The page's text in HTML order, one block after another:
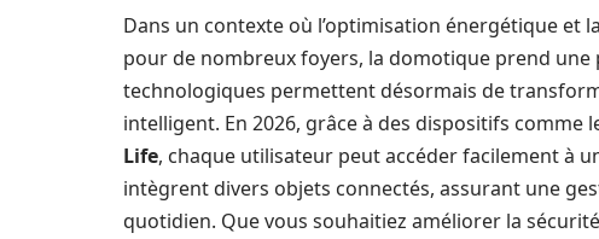
Dans un contexte où l’optimisation énergétique
pour de nombreux foyers, la domotique prend une
technologiques permettent désormais de
intelligent. En 2026, grâce à des dispositifs comme
Life, chaque utilisateur peut accéder facilement à
intègrent divers objets connectés, assurant une
quotidien. Que vous souhaitiez améliorer la